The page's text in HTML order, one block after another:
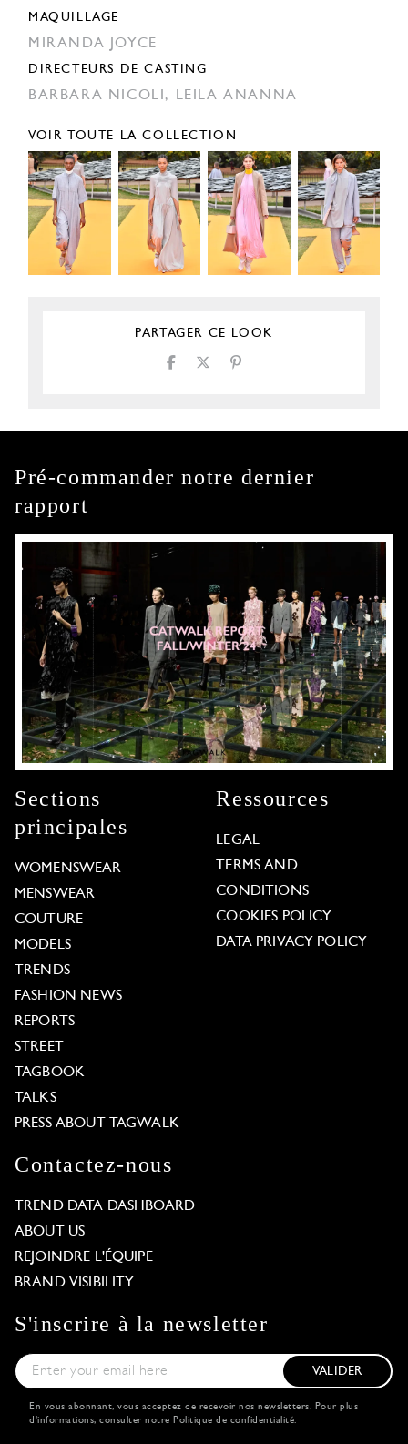
MAQUILLAGE
MIRANDA JOYCE
DIRECTEURS DE CASTING
BARBARA NICOLI, LEILA ANANNA
VOIR TOUTE LA COLLECTION
PARTAGER CE LOOK
Pré-commander notre dernier
rapport
Sections
principales
WOMENSWEAR
MENSWEAR
COUTURE
MODELS
TRENDS
FASHION NEWS
REPORTS
STREET
TAGBOOK
TALKS
PRESS ABOUT TAGWALK
Ressources
LEGAL
TERMS AND
CONDITIONS
COOKIES POLICY
DATA PRIVACY POLICY
Contactez-nous
TREND DATA DASHBOARD
ABOUT US
REJOINDRE L'ÉQUIPE
BRAND VISIBILITY
S'inscrire à la newsletter
VALIDER
En vous abonnant, vous acceptez de recevoir nos newsletters. Pour plus
d'informations, consulter notre Politique de confidentialité.